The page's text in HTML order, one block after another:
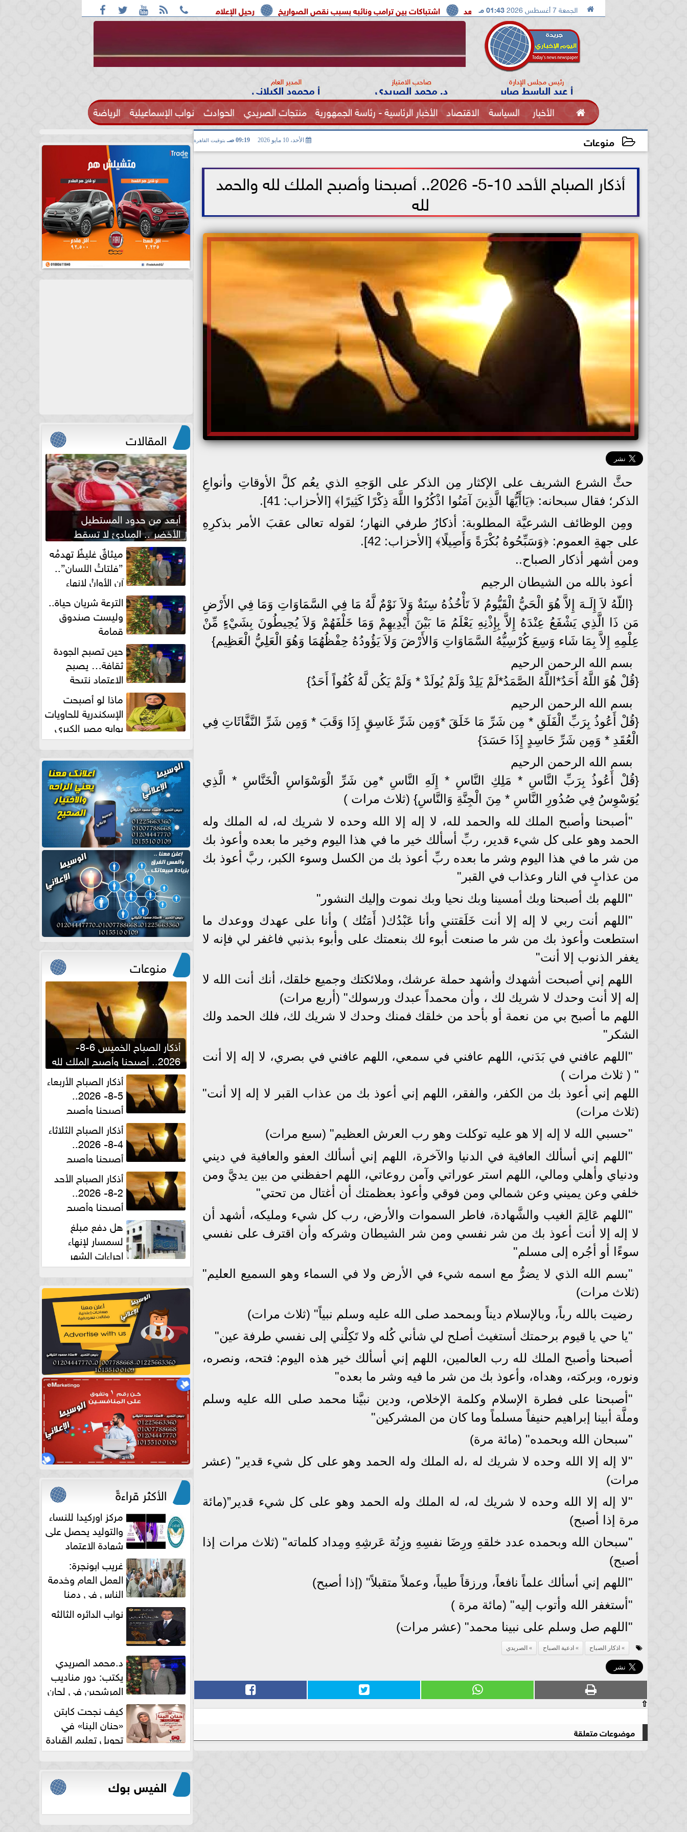
      الجمعة 7 أغسطس 2026 01:43 مـ رحيل الإعلامية سونيا كمال كبيرة المذيعات بالقناة الثالثة فى ماسبيرو اشتباكات بين ترامب ونائبه بسبب نقص الصواريخ ملك البحرين والسيسي يجيب وماذا بعد
رئيس مجلس الإدارة
أ عبد الباسط صابر صاحب الامتياز
د. محمد الصريدي المدير العام
أ محمود الكيلاني
 الأخبار السياسة الاقتصاد الأخبار الرئاسية - رئاسة الجمهورية منتجات الصريدي الحوادث نواب الإسماعيلية الرياضة
الفنون الصحة منوعات الأحد، 10 مايو 2026 09:19 صـ بتوقيت القاهرة
أذكار الصباح الأحد 10-5- 2026.. أصبحنا وأصبح الملك لله والحمد
لله
حثَّ الشرع الشريف على الإكثار مِن الذكر على الوَجهِ الذي يعُم كلَّ الأوقاتِ وأنواعِ
الذكر؛ فقال سبحانه: ﴿يَاأَيُّهَا الَّذِينَ آمَنُوا اذْكُرُوا اللَّهَ ذِكْرًا كَثِيرًا﴾ [الأحزاب: 41].
ومِن الوظائف الشرعيَّة المطلوبة: أذكارُ طرفي النهار؛ لقوله تعالى عقبَ الأمر بذكرِهِ
على جهةِ العموم: ﴿وَسَبِّحُوهُ بُكْرَةً وَأَصِيلًا﴾ [الأحزاب: 42].
ومن أشهر أذكار الصباح..
أعوذ بالله من الشيطان الرجيم
{اللّهُ لاَ إِلَـهَ إِلاَّ هُوَ الْحَيُّ الْقَيُّومُ لاَ تَأْخُذُهُ سِنَةٌ وَلاَ نَوْمٌ لَّهُ مَا فِي السَّمَاوَاتِ وَمَا فِي الأَرْضِ
مَن ذَا الَّذِي يَشْفَعُ عِنْدَهُ إِلاَّ بِإِذْنِهِ يَعْلَمُ مَا بَيْنَ أَيْدِيهِمْ وَمَا خَلْفَهُمْ وَلاَ يُحِيطُونَ بِشَيْءٍ مِّنْ
عِلْمِهِ إِلاَّ بِمَا شَاء وَسِعَ كُرْسِيُّهُ السَّمَاوَاتِ وَالأَرْضَ وَلاَ يَؤُودُهُ حِفْظُهُمَا وَهُوَ الْعَلِيُّ الْعَظِيم}
بسم الله الرحمن الرحيم
{قُلْ هُوَ اللَّهُ أَحَدٌ*اللَّهُ الصَّمَدُ*لَمْ يَلِدْ وَلَمْ يُولَدْ * وَلَمْ يَكُن لَّهُ كُفُواً أَحَدٌ}
بسم الله الرحمن الرحيم
{قُلْ أَعُوذُ بِرَبِّ الْفَلَقِ * مِن شَرِّ مَا خَلَقَ *وَمِن شَرِّ غَاسِقٍ إِذَا وَقَبَ * وَمِن شَرِّ النَّفَّاثَاتِ فِي
الْعُقَدِ * وَمِن شَرِّ حَاسِدٍ إِذَا حَسَدَ}
بسم الله الرحمن الرحيم
{قُلْ أَعُوذُ بِرَبِّ النَّاسِ * مَلِكِ النَّاسِ * إِلَهِ النَّاسِ *مِن شَرِّ الْوَسْوَاسِ الْخَنَّاسِ * الَّذِي
يُوَسْوِسُ فِي صُدُورِ النَّاسِ * مِنَ الْجِنَّةِ وَالنَّاسِ} (ثلاث مرات )
"أصبحنا وأصبح الملك لله والحمد لله، لا إله إلا الله وحده لا شريك له، له الملك وله
الحمد وهو على كل شيء قدير، ربِّ أسألك خير ما في هذا اليوم وخير ما بعده وأعوذ بك
من شر ما في هذا اليوم وشر ما بعده ربِّ أعوذ بك من الكسل وسوء الكبر، ربَّ أعوذ بك
من عذابٍ في النار وعذاب في القبر"
"اللهم بك أصبحنا وبك أمسينا وبك نحيا وبك نموت وإليك النشور"
"اللهم أنت ربي لا إله إلا أنت خَلَقتني وأنا عَبْدُك( أَمَتُك ) وأنا على عهدك ووعدك ما
استطعت وأعوذ بك من شر ما صنعت أبوء لك بنعمتك على وأبوء بذنبي فاغفر لي فإنه لا
يغفر الذنوب إلا أنت"
اللهم إني أصبحت أشهدك وأشهد حملة عرشك، وملائكتك وجميع خلقك، أنك أنت الله لا
إله إلا أنت وحدك لا شريك لك ، وأن محمداً عبدك ورسولك" (أربع مرات)
اللهم ما أصبح بي من نعمة أو بأحد من خلقك فمنك وحدك لا شريك لك، فلك الحمد ولك
الشكر"
"اللهم عافني في بَدَني، اللهم عافني في سمعي، اللهم عافني في بصري، لا إله إلا أنت
" ( ثلاث مرات )
اللهم إني أعوذ بك من الكفر، والفقر، اللهم إني أعوذ بك من عذاب القبر لا إله إلا أنت"
(ثلاث مرات)
"حسبي الله لا إله إلا هو عليه توكلت وهو رب العرش العظيم" (سبع مرات)
"اللهم إني أسألك العافية في الدنيا والآخرة، اللهم إني أسألك العفو والعافية في ديني
ودنياي وأهلي ومالي، اللهم استر عوراتي وآمن روعاتي، اللهم احفظني من بين يديَّ ومن
خلفي وعن يميني وعن شمالي ومن فوقي وأعوذ بعظمتك أن أغتال من تحتي"
"اللهم عَالِمَ الغيب والشَّهادة، فاطر السموات والأرض، رب كل شيء ومليكه، أشهد أن
لا إله إلا أنت أعوذ بك من شر نفسي ومن شر الشيطان وشركه وأن اقترف على نفسي
سوءًا أو أجُره إلى مسلم"
"بسم الله الذي لا يضرُّ مع اسمه شيء في الأرض ولا في السماء وهو السميع العليم"
(ثلاث مرات)
رضيت بالله رباً، وبالإسلام ديناً وبمحمد صلى الله عليه وسلم نبياً" (ثلاث مرات)
"يا حي يا قيوم برحمتك أستغيث أصلح لي شأني كُله ولا تَكِلْني إلى نفسي طرفة عين"
أصبحنا وأصبح الملك لله رب العالمين، اللهم إني أسألك خير هذه اليوم: فتحه، ونصره،
ونوره، وبركته، وهداه، وأعوذ بك من شر ما فيه وشر ما بعده"
"أصبحنا على فطرة الإسلام وكلمة الإخلاص، ودين نبيَّنا محمد صلى الله عليه وسلم
وملَّة أبينا إبراهيم حنيفاً مسلماً وما كان من المشركين"
"سبحان الله وبحمده" (مائة مرة)
"لا إله إلا الله وحده لا شريك له ،له الملك وله الحمد وهو على كل شيء قدير" (عشر
مرات)
"لا إله إلا الله وحده لا شريك له، له الملك وله الحمد وهو على كل شيء قدير”(مائة
مرة إذا أصبح)
"سبحان الله وبحمده عدد خلقهِ ورِضَا نفسِهِ وزِنُة عَرشِهِ ومِداد كلماته" (ثلاث مرات إذا
أصبح)
"اللهم إني أسألك علماً نافعاً، ورزقاً طيباً، وعملاً متقبلاً" (إذا أصبح)
"أستغفر الله وأتوب إليه" (مائة مرة )
"اللهم صل وسلم على نبينا محمد" (عشر مرات)
اذكار الصباح ادعية الصباح الصريدي
⇧
موضوعات متعلقة
المقالات
أبعد من حدود المستطيل
الأخضر .. المبادئ لا تسقط
بصفارة الحكم ميثاقٌ غليظٌ تهدمُه
”فلتاتُ اللسان”..
آن الأوانُ لإنهاءِ
فوضى الطلاق الشفهي!الترعة شريان حياة..
وليست صندوق
قمامة
حين تصبح الجودة
ثقافة… يصبح
الاعتماد نتيجة
طبيعية
ماذا لو أصبحت
الإسكندرية للحاويات
بوابه مصر الكبري
للتجارة العالمية بقلم د...
منوعات
أذكار الصباح الخميس 6-8-
2026.. أصبحنا وأصبح الملك لله
والحمد لله
أذكار الصباح الأربعاء
5-8- 2026..
أصبحنا وأصبح
الملك لله والحمد للهأذكار الصباح الثلاثاء
4-8- 2026..
أصبحنا وأصبح
الملك لله والحمد للهأذكار الصباح الأحد
2-8- 2026..
أصبحنا وأصبح
الملك لله والحمد للههل دفع مبلغ
لسمسار لإنهاء
إجراءات الشهر
العقارى حلال؟.. أمين الفتوى يجيب
الأكثر قراءةً
مركز اوركيدا للنساء
والتوليد يحصل على
شهادة الاعتماد
الكامل
غريب ابونجرة:
العمل العام وخدمة
الناس فى دمنا
نواب الدائره الثالثه
د.محمد الصريدي
يكتب: دور مناديب
المرشحين في لجان
الانتخابات
كيف نجحت كابتن
«حنان البنا» في
تحويل تعليم القيادة
النسائية من خوف...
الفيس بوك